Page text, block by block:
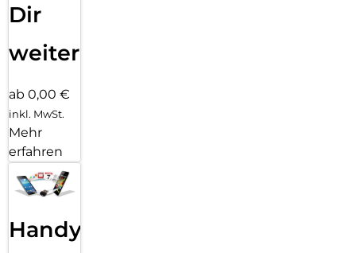
Dir
weiter
ab 0,00 €
inkl. MwSt.
Mehr
erfahren
Handy